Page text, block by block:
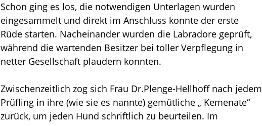
Schon ging es los, die notwendigen Unterlagen wurden
eingesammelt und direkt im Anschluss konnte der erste
Rüde starten. Nacheinander wurden die Labradore geprüft,
während die wartenden Besitzer bei toller Verpflegung in
netter Gesellschaft plaudern konnten.
Zwischenzeitlich zog sich Frau Dr.Plenge-Hellhoff nach jedem
Prüfling in ihre (wie sie es nannte) gemütliche „ Kemenate“
zurück, um jeden Hund schriftlich zu beurteilen. Im